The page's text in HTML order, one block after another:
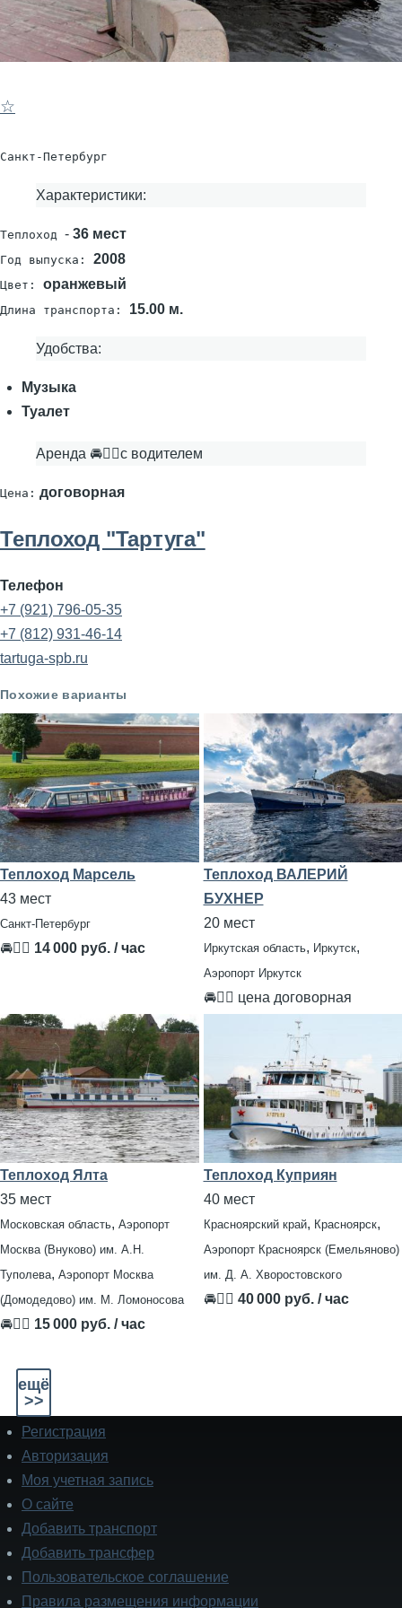
☆
Санкт-Петербург
Характеристики:
Теплоход - 36 мест
Год выпуска: 2008
Цвет: оранжевый
Длина транспорта: 15.00 м.
Удобства:
Музыка
Туалет
Аренда 🚘👨‍✈с водителем
Цена: договорная
Теплоход "Тартуга"
Телефон
+7 (921) 796-05-35
+7 (812) 931-46-14
tartuga-spb.ru
Похожие варианты
Теплоход Марсель
43 мест
Санкт-Петербург
🚘👨‍✈ 14 000 руб. / час
Теплоход ВАЛЕРИЙ
БУХНЕР
20 мест
Иркутская область, Иркутск,
Аэропорт Иркутск
🚘👨‍✈ цена договорная
Теплоход Ялта
35 мест
Московская область, Аэропорт
Москва (Внуково) им. А.Н.
Туполева, Аэропорт Москва
(Домодедово) им. М. Ломоносова
🚘👨‍✈ 15 000 руб. / час
Теплоход Куприян
40 мест
Красноярский край, Красноярск,
Аэропорт Красноярск (Емельяново)
им. Д. А. Хворостовского
🚘👨‍✈ 40 000 руб. / час
ещё
>>
Подвал
Регистрация
Авторизация
Моя учетная запись
О сайте
Добавить транспорт
Добавить трансфер
Пользовательское соглашение
Правила размещения информации